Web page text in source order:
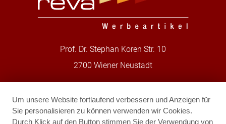
Prof. Dr. Stephan Koren Str. 10
2700 Wiener Neustadt
F.
+43-2622-9002330
Um unsere Website fortlaufend verbessern und Anzeigen für
Sie personalisieren zu können verwenden wir Cookies.
Durch Klick auf den Button stimmen Sie der Verwendung von